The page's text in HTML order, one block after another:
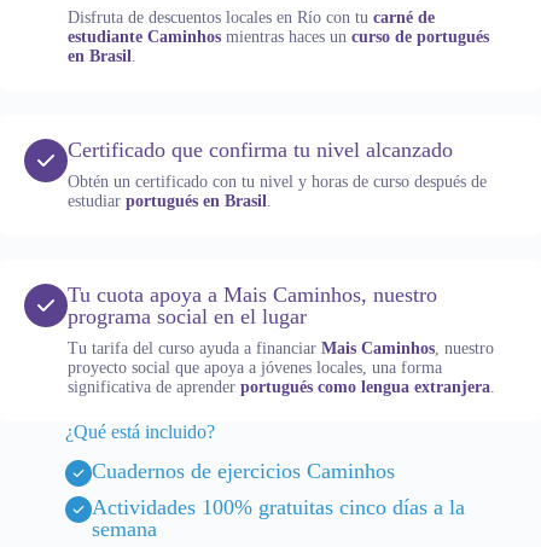
Disfruta de descuentos locales en Río con tu carné de
estudiante Caminhos mientras haces un curso de portugués
en Brasil.
Certificado que confirma tu nivel alcanzado
Obtén un certificado con tu nivel y horas de curso después de
estudiar portugués en Brasil.
Tu cuota apoya a Mais Caminhos, nuestro
programa social en el lugar
Tu tarifa del curso ayuda a financiar Mais Caminhos, nuestro
proyecto social que apoya a jóvenes locales, una forma
significativa de aprender portugués como lengua extranjera.
¿Qué está incluido?
Cuadernos de ejercicios Caminhos
Actividades 100% gratuitas cinco días a la
semana